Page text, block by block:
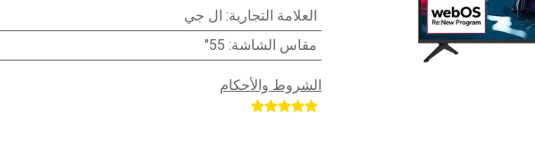
العلامة التجارية: ال جي
مقاس الشاشة:
55"
الشروط والأحكام